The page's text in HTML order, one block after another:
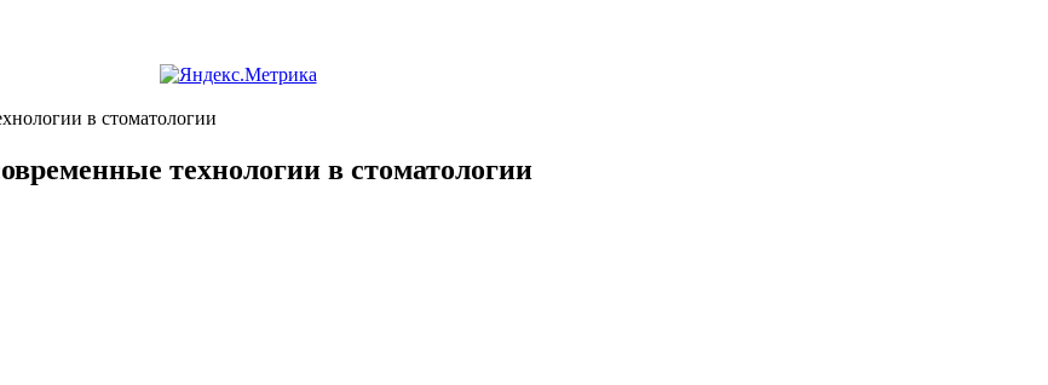
в стоматологии
технологии в стоматологии